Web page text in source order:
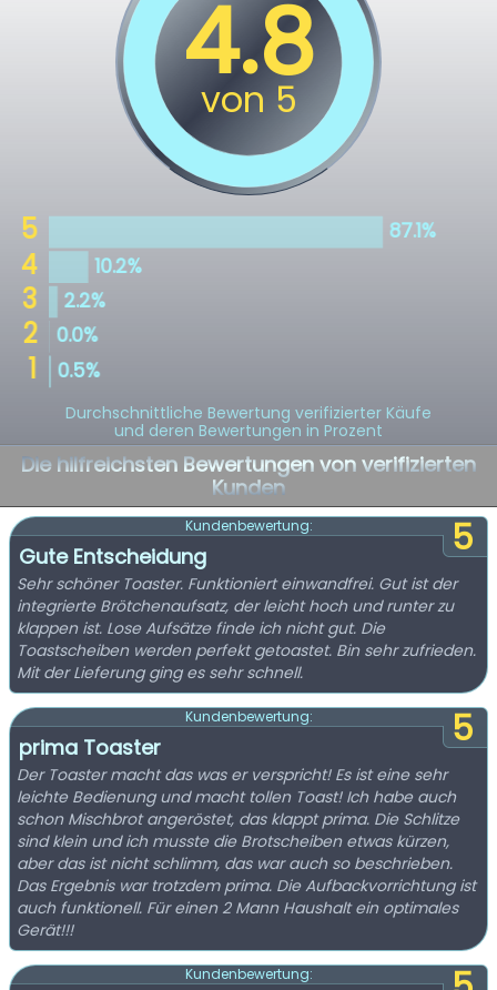
Durchschnittliche Bewertung verifizierter Käufe
und deren Bewertungen in Prozent
Die hilfreichsten Bewertungen von verifizierten
Kunden
5
Kundenbewertung:
Gute Entscheidung
Sehr schöner Toaster. Funktioniert einwandfrei. Gut ist der
integrierte Brötchenaufsatz, der leicht hoch und runter zu
klappen ist. Lose Aufsätze finde ich nicht gut. Die
Toastscheiben werden perfekt getoastet. Bin sehr zufrieden.
Mit der Lieferung ging es sehr schnell.
5
Kundenbewertung:
prima Toaster
Der Toaster macht das was er verspricht! Es ist eine sehr
leichte Bedienung und macht tollen Toast! Ich habe auch
schon Mischbrot angeröstet, das klappt prima. Die Schlitze
sind klein und ich musste die Brotscheiben etwas kürzen,
aber das ist nicht schlimm, das war auch so beschrieben.
Das Ergebnis war trotzdem prima. Die Aufbackvorrichtung ist
auch funktionell. Für einen 2 Mann Haushalt ein optimales
Gerät!!!
Kundenbewertung: